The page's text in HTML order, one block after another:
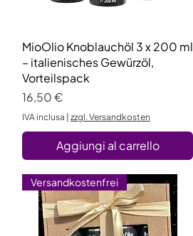
Vista rapida
MioOlio Knoblauchöl 3 x 200 ml
– italienisches Gewürzöl,
Vorteilspack
Prezzo
16,50 €
IVA inclusa zzgl. Versandkosten
Aggiungi al carrello
Versandkostenfrei